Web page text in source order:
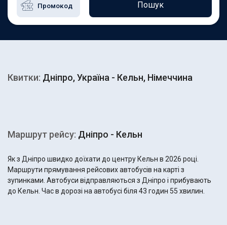
Пошук
Квитки: Дніпро, Україна - Кельн, Німеччина
Маршрут рейсу: Дніпро - Кельн
Як з Дніпро швидко доїхати до центру Кельн в 2026 році.
Маршрути прямування рейсових автобусів на карті з
зупинками. Автобуси відправляються з Дніпро і прибувають
до Кельн. Час в дорозі на автобусі біля 43 годин 55 хвилин.